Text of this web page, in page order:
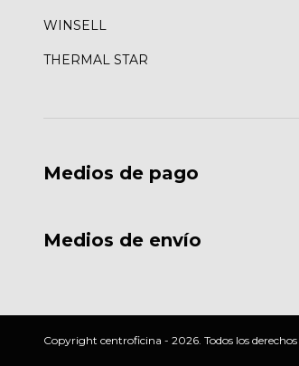
WINSELL
THERMAL STAR
Medios de pago
Medios de envío
Copyright centroficina - 2026. Todos los derechos